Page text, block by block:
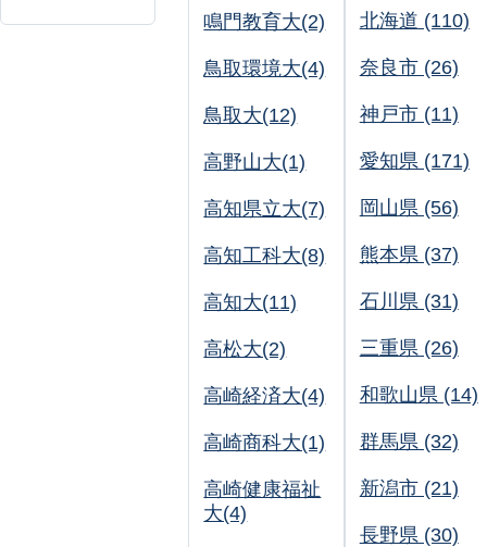
鳴門教育大(2)
鳥取環境大(4)
鳥取大(12)
高野山大(1)
高知県立大(7)
高知工科大(8)
高知大(11)
高松大(2)
高崎経済大(4)
高崎商科大(1)
高崎健康福祉
大(4)
北海道 (110)
奈良市 (26)
神戸市 (11)
愛知県 (171)
岡山県 (56)
熊本県 (37)
石川県 (31)
三重県 (26)
和歌山県 (14)
群馬県 (32)
新潟市 (21)
長野県 (30)